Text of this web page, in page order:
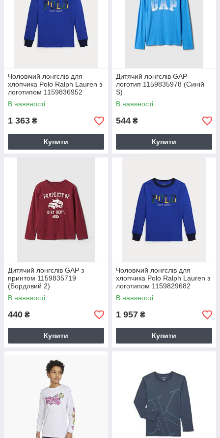
Чоловічий лонгслів для
хлопчика Polo Ralph Lauren з
логотипом 1159836952
(Синій 6)
В наявності
1 363 ₴
Купити
Дитячий лонгслів GAP
логотип 1159835978 (Синій
S)
В наявності
544 ₴
Купити
Дитячий лонгслів GAP з
принтом 1159835719
(Бордовий 2)
В наявності
440 ₴
Купити
Чоловічий лонгслів для
хлопчика Polo Ralph Lauren з
логотипом 1159829682
(Синій L)
В наявності
1 957 ₴
Купити